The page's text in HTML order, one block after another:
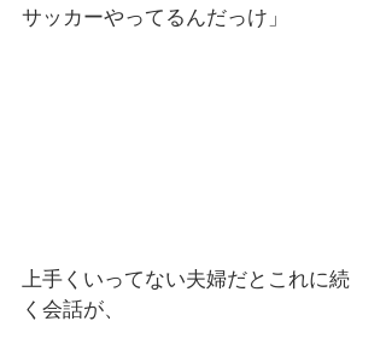
サッカーやってるんだっけ」
上手くいってない夫婦だとこれに続
く会話が、